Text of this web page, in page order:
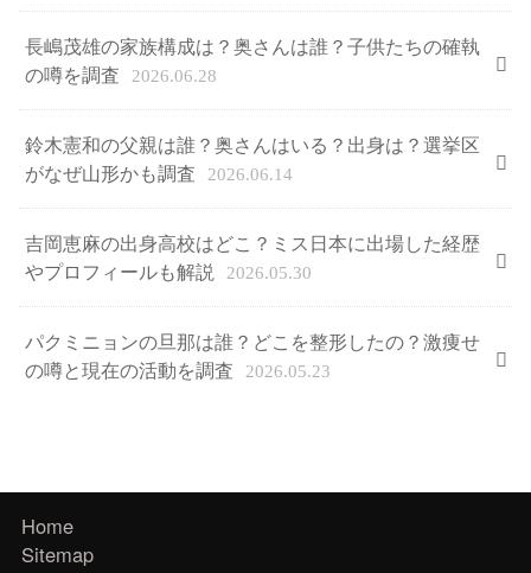
長嶋茂雄の家族構成は？奥さんは誰？子供たちの確執
の噂を調査
2026.06.28
鈴木憲和の父親は誰？奥さんはいる？出身は？選挙区
がなぜ山形かも調査
2026.06.14
吉岡恵麻の出身高校はどこ？ミス日本に出場した経歴
やプロフィールも解説
2026.05.30
パクミニョンの旦那は誰？どこを整形したの？激痩せ
の噂と現在の活動を調査
2026.05.23
Home
Sitemap